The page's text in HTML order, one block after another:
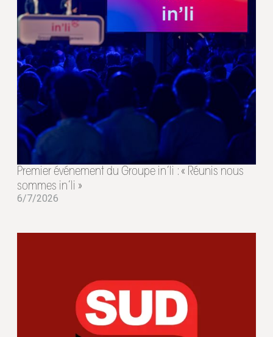
Premier événement du Groupe in’li : « Réunis nous
sommes in’li »
6/7/2026